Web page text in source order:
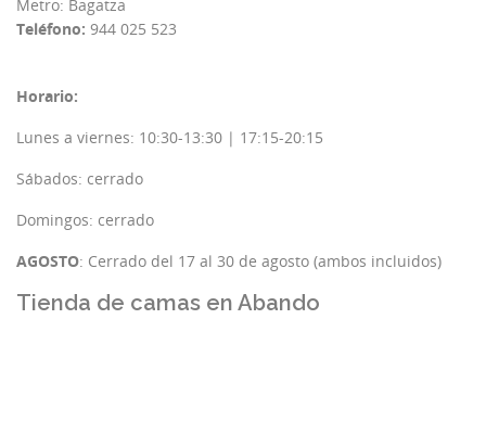
Metro: Bagatza
Teléfono: 944 025 523
Horario:
Lunes a viernes: 10:30-13:30 | 17:15-20:15
Sábados: cerrado
Domingos: cerrado
AGOSTO: Cerrado del 17 al 30 de agosto (ambos incluidos)
Tienda de camas en Abando